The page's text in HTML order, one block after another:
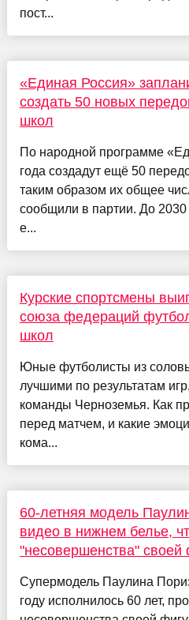
пост...
«Единая Россия»
создать 50 новых
школ
По народной программе
года создадут ещё 50
таким образом их общее
сообщили в партии. До 2030
е...
Курские спортсмены
союза федераций
школ
Юные футболисты из
лучшими по результатам
команды Черноземья. Как
перед матчем, и какие
кома...
60-летняя модель
видео в нижнем белье,
"несовершенства" своей
Супермодель Паулина
году исполнилось 60 лет,